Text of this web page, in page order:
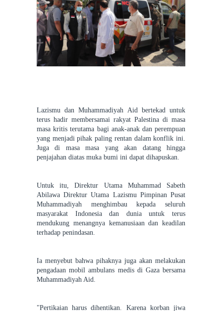
Lazismu dan Muhammadiyah Aid bertekad untuk
terus hadir membersamai rakyat Palestina di masa
masa kritis terutama bagi anak-anak dan perempuan
yang menjadi pihak paling rentan dalam konflik ini.
Juga di masa masa yang akan datang hingga
penjajahan diatas muka bumi ini dapat dihapuskan.
Untuk itu, Direktur Utama Muhammad Sabeth
Abilawa Direktur Utama Lazismu Pimpinan Pusat
Muhammadiyah menghimbau kepada seluruh
masyarakat Indonesia dan dunia untuk terus
mendukung menangnya kemanusiaan dan keadilan
terhadap penindasan.
Ia menyebut bahwa pihaknya juga akan melakukan
pengadaan mobil ambulans medis di Gaza bersama
Muhammadiyah Aid.
"Pertikaian harus dihentikan. Karena korban jiwa